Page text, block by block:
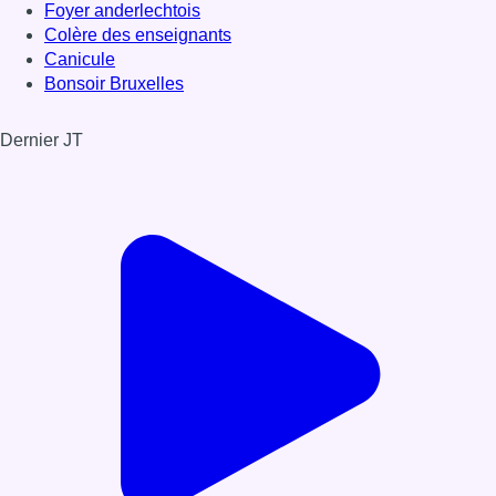
Foyer anderlechtois
Colère des enseignants
Canicule
Bonsoir Bruxelles
Dernier JT